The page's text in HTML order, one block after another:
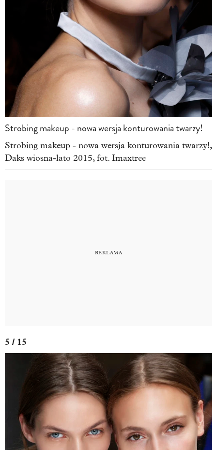
Strobing makeup - nowa wersja konturowania twarzy!
Strobing makeup - nowa wersja konturowania twarzy!,
Daks wiosna-lato 2015, fot. Imaxtree
5 / 15